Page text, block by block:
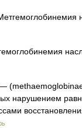
нарушением